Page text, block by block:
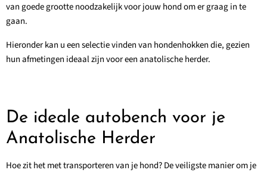
van goede grootte noodzakelijk voor jouw hond om er graag in te
gaan.
Hieronder kan u een selectie vinden van hondenhokken die, gezien
hun afmetingen ideaal zijn voor een anatolische herder.
De ideale autobench voor je
Anatolische Herder
Hoe zit het met transporteren van je hond? De veiligste manier om je